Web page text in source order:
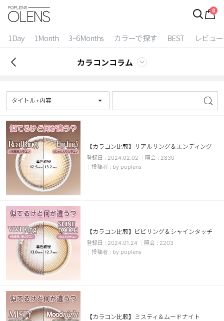
0
1Day 1Month 3~6Months カラーで探す BEST レビュー
ログイン
カラコン比較
今月限定特典
ベスト
カラコン
装着期間
1 Day
2 Weeks
1 Month
よりどりキット
カラー
ブラウン
チョコ
グレー
ブラック
ヘーゼル
ブルー
透明
乱視用
カラコンコラム
タイトル+内容
【カラコン比較】リアルリング＆エンディング
2024.02.02
2830
by poplens
【カラコン比較】ビビリング＆シャインタッチ
2024.01.24
2203
by poplens
【カラコン比較】ミスティ＆ムードナイト